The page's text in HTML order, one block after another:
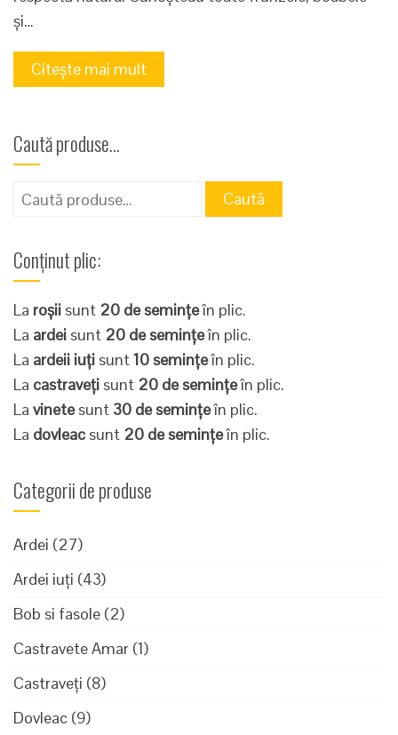
și…
Citește mai mult
Caută produse…
Caută
Caută
Conținut plic:
La roșii sunt 20 de semințeîn plic.
La ardei sunt 20 de semințeîn plic.
La ardeii iuți sunt10 semințeîn plic.
La castraveți sunt 20 de semințeîn plic.
La vinetesunt 30 de semințeîn plic.
La dovleac sunt 20 de semințeîn plic.
Categorii de produse
Ardei (27)
Ardei iuți (43)
Bob si fasole (2)
Castravete Amar (1)
Castraveți (8)
Dovleac (9)